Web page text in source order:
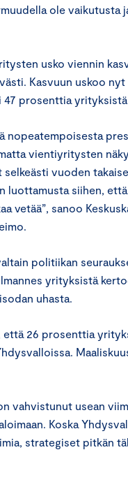
ole vaikutusta
usko viennin
Kasvuun uskoo
prosenttia
nopeatempoisesta
vientiyritysten
vuoden
luottamusta siihen,
vetää”, sanoo
politiikan
yrityksistä
uhasta.
26 prosenttia
vahvistunut usean
Koska
strategiset pitkän